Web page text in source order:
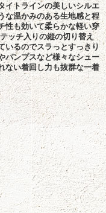
イトラインの美しいシルエ
な温かみのある生地感と程
性も効いて柔らかな軽い穿
ッチ入りの縦の切り替え
いるのでスラっとすっきり
パンプスなど様々なシュー
ない着回し力も抜群な一着